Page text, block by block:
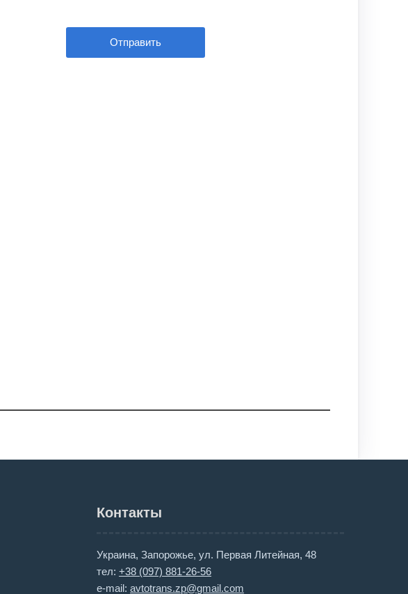
Контакты
Украина, Запорожье, ул. Первая Литейная, 48
тел:+38 (097) 881-26-56
e-mail:avtotrans.zp@gmail.com